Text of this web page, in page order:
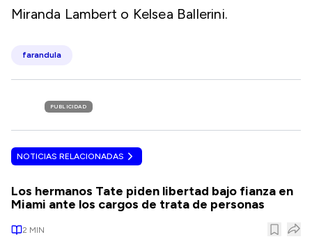
Miranda Lambert o Kelsea Ballerini.
farandula
PUBLICIDAD
NOTICIAS RELACIONADAS
Los hermanos Tate piden libertad bajo fianza en
Miami ante los cargos de trata de personas
2 MIN